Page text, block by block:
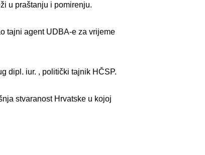
u praštanju i pomirenju.
tajni agent UDBA-e za vrijeme
dipl. iur. , politički tajnik HČSP.
stvaranost Hrvatske u kojoj